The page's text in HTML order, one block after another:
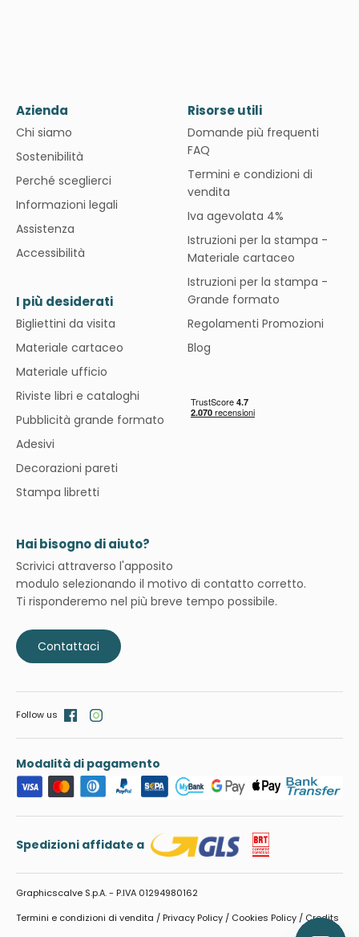
Azienda
Chi siamo
Sostenibilità
Perché sceglierci
Informazioni legali
Assistenza
Accessibilità
Risorse utili
Domande più frequenti
FAQ
Termini e condizioni di
vendita
Iva agevolata 4%
Istruzioni per la stampa -
Materiale cartaceo
Istruzioni per la stampa -
Grande formato
Regolamenti Promozioni
Blog
I più desiderati
Bigliettini da visita
Materiale cartaceo
Materiale ufficio
Riviste libri e cataloghi
Pubblicità grande formato
Adesivi
Decorazioni pareti
Stampa libretti
Hai bisogno di aiuto?
Scrivici attraverso l'apposito
modulo selezionando il motivo di contatto corretto.
Ti risponderemo nel più breve tempo possibile.
Contattaci
Modalità di pagamento
Spedizioni affidate a
Graphicscalve S.p.A. - P.IVA 01294980162
Termini e condizioni di vendita / Privacy Policy / Cookies Policy / Credits
Follow us